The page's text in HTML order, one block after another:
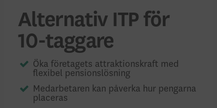
Alternativ ITP för
10-taggare
Öka företagets attraktions­kraft med
flexibel pensions­lösning
Medarbetaren kan påverka hur pengarna
placeras